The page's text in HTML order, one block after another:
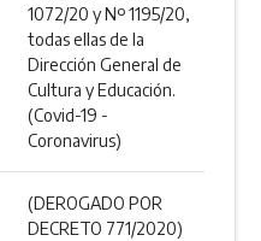
1072/20 y Nº 1195/20,
todas ellas de la
Dirección General de
Cultura y Educación.
(Covid-19 -
Coronavirus)
(DEROGADO POR
DECRETO 771/2020)